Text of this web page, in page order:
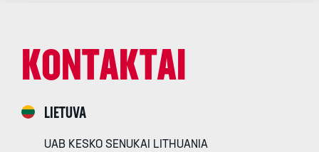
KONTAKTAI
LIETUVA
UAB KESKO SENUKAI LITHUANIA